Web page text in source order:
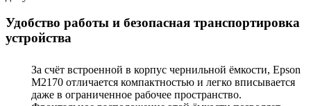
Удобство работы и безопасная транспортировка
устройства
За счёт встроенной в корпус чернильной ёмкости, Epson
M2170 отличается компактностью и легко вписывается
даже в ограниченное рабочее пространство.